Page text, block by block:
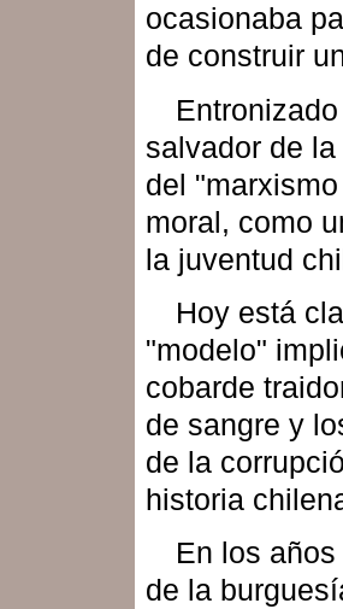
ocasionaba
de construir
salvador de
del
moral, como
la juventud
Hoy está
"modelo"
cobarde
de sangre y
de la
historia
En los
de la